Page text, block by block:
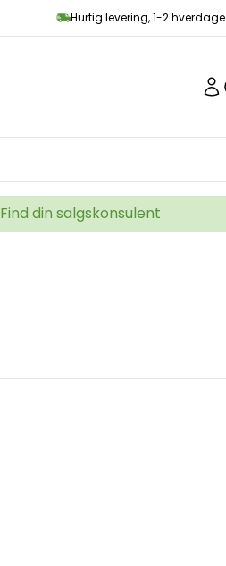
Hurtig levering, 1-2 hverdage
Find din salgskonsulent